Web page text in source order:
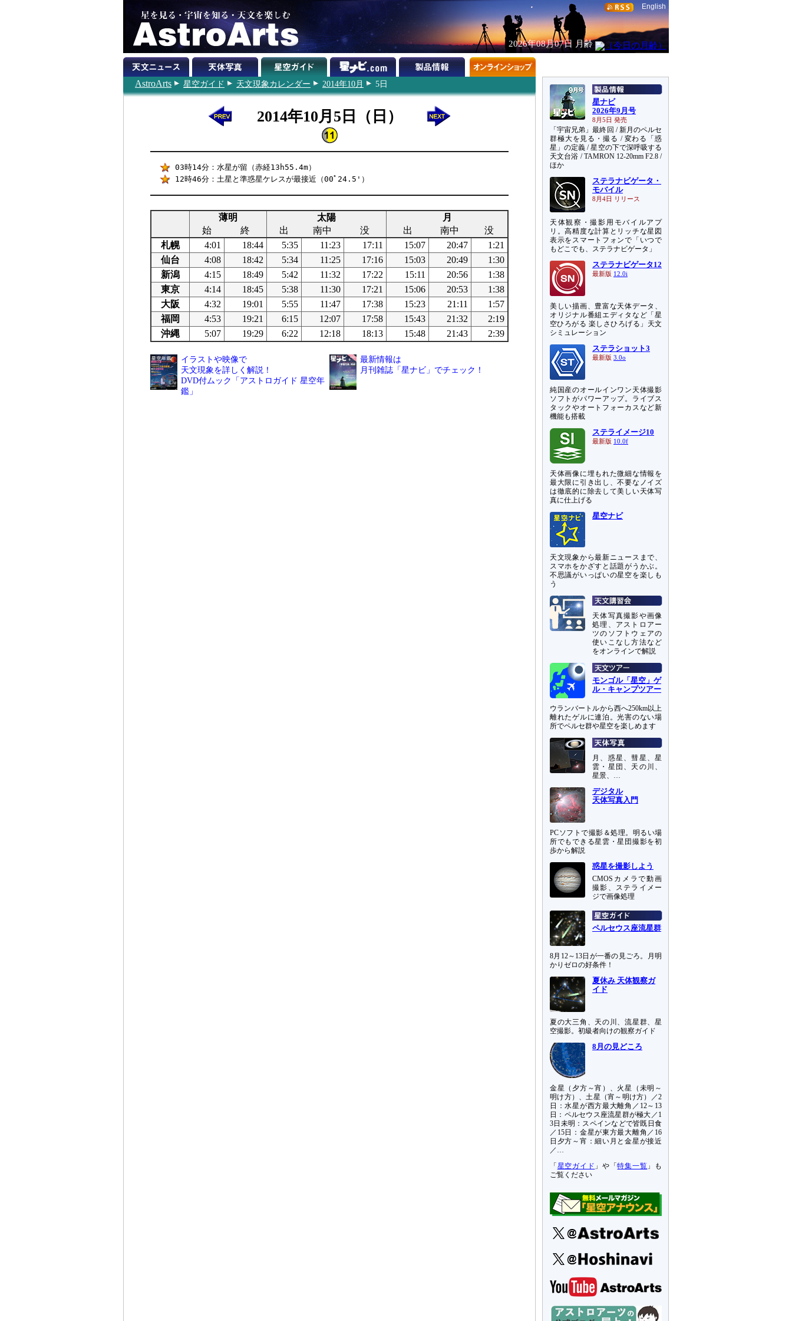
English
2026年08月07日 月齢
AstroArts 星空ガイド 天文現象カレンダー 2014年10月 5日
2014年10月5日（日）
03時14分：水星が留（赤経13h55.4m）
12時46分：土星と準惑星ケレスが最接近（00ﾟ24.5'）
薄明 太陽
月
始
終 出 南中 没 出 南中
没
札幌
4:01 18:44 5:35 11:23 17:11 15:07 20:47
1:21
仙台
4:08 18:42 5:34 11:25 17:16 15:03 20:49
1:30
新潟
4:15 18:49 5:42 11:32 17:22 15:11 20:56
1:38
東京
4:14 18:45 5:38 11:30 17:21 15:06 20:53
1:38
大阪
4:32 19:01 5:55 11:47 17:38 15:23 21:11
1:57
福岡
4:53 19:21 6:15 12:07 17:58 15:43 21:32
2:19
沖縄
5:07 19:29 6:22 12:18 18:13 15:48 21:43 2:39
イラストや映像で
天文現象を詳しく解説！
DVD付ムック「アストロガイド 星空年
鑑」
最新情報は
月刊雑誌「星ナビ」でチェック！
星ナビ
2026年9月号
8月5日 発売
「宇宙兄弟」最終回 / 新月のペルセ
群極大を見る・撮る / 変わる「惑
星」の定義 / 星空の下で深呼吸する
天文台浴 / TAMRON 12-20mm F2.8 /
ほか
ステラナビゲータ・
モバイル
8月4日 リリース
天体観察・撮影用モバイルアプ
リ。高精度な計算とリッチな星図
表示をスマートフォンで「いつで
もどこでも、ステラナビゲータ」
ステラナビゲータ12
最新版 12.0i
美しい描画、豊富な天体データ、
オリジナル番組エディタなど「星
空ひろがる 楽しさひろげる」天文
シミュレーション
ステラショット3
最新版 3.0o
純国産のオールインワン天体撮影
ソフトがパワーアップ。ライブス
タックやオートフォーカスなど新
機能も搭載
ステライメージ10
最新版 10.0f
天体画像に埋もれた微細な情報を
最大限に引き出し、不要なノイズ
は徹底的に除去して美しい天体写
真に仕上げる
星空ナビ
天文現象から最新ニュースまで、
スマホをかざすと話題がうかぶ。
不思議がいっぱいの星空を楽しも
う
天体写真撮影や画像
処理、アストロアー
ツのソフトウェアの
使いこなし方法など
をオンラインで解説
モンゴル「星空」ゲ
ル・キャンプツアー
ウランバートルから西へ250km以上
離れたゲルに連泊。光害のない場
所でペルセ群や星空を楽しめます
月、惑星、彗星、星
雲・星団、天の川、
星景、…
デジタル
天体写真入門
PCソフトで撮影＆処理。明るい場
所でもできる星雲・星団撮影を初
歩から解説
惑星を撮影しよう
CMOSカメラで動画
撮影、ステライメー
ジで画像処理
ペルセウス座流星群
8月12～13日が一番の見ごろ。月明
かりゼロの好条件！
夏休み 天体観察ガ
イド
夏の大三角、天の川、流星群、星
空撮影。初級者向けの観察ガイド
8月の見どころ
金星（夕方～宵）、火星（未明～
明け方）、土星（宵～明け方）／2
日：水星が西方最大離角／12～13
日：ペルセウス座流星群が極大／1
3日未明：スペインなどで皆既日食
／15日：金星が東方最大離角／16
日夕方～宵：細い月と金星が接近
／…
「 星空ガイド 」や「特集一覧 」も
ご覧ください